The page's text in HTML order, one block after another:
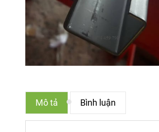
Mô tả Bình luận